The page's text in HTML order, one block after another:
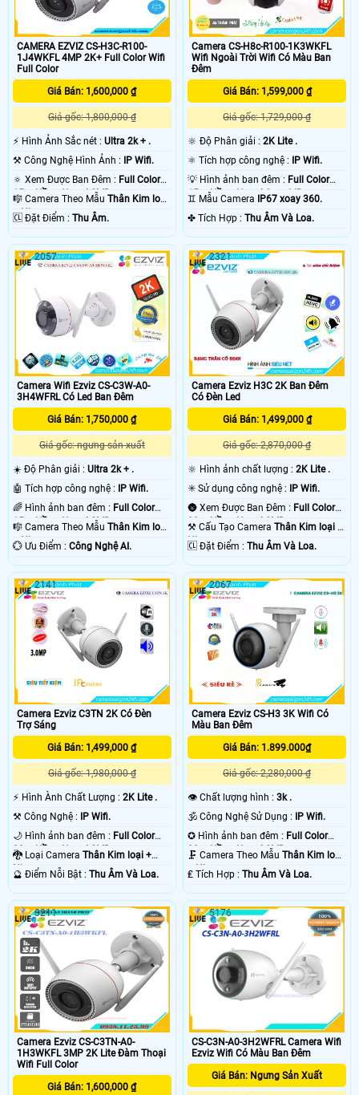
CAMERA EZVIZ CS-H3C-R100-
1J4WKFL 4MP 2K+ Full Color Wifi
Full Color
Giá Bán: 1,600,000 ₫
Giá gốc: 1,800,000 ₫
️⚡ Hình Ảnh Sắc nét : Ultra 2k + .
⚒ Công Nghệ Hình Ảnh : IP Wifi.
🔅 Xem Được Ban Đêm : Full Color
15m Hồng Ngoại SMD.
🎼️ Camera Theo Mẫu Thân Kim loại
+ Nhựa.
️🆑 Đặt Điểm : Thu Âm.
Camera CS-H8c-R100-1K3WKFL
Wifi Ngoài Trời Wifi Có Màu Ban
Đêm
Giá Bán: 1,599,000 ₫
Giá gốc: 1,729,000 ₫
🔆 Độ Phân giải :2K Lite .
⚛️ Tích hợp công nghệ : IP Wifi.
💡 Hình ảnh ban đêm : Full Color
15m Hồng Ngoại Smart IR.
♊ Mẫu Camera IP67 xoay 360.
️✤ Tích Hợp :Thu Âm Và Loa.
Camera Wifi Ezviz CS-C3W-A0-
3H4WFRL Có Led Ban Đêm
Giá Bán: 1,750,000 ₫
Giá gốc: ngưng sản xuất
☀️ Độ Phân giải : Ultra 2k + .
🤖️ Tích hợp công nghệ : IP Wifi.
🌈 Hình ảnh ban đêm : Full Color
15m Hồng Ngoại SMD.
🎼️ Camera Theo Mẫu Thân Kim loại
+ Nhựa.
️💮 Ưu Điểm : Công Nghệ AI.
2057
Camera Ezviz H3C 2K Ban Đêm
Có Đèn Led
Giá Bán: 1,499,000 ₫
Giá gốc: 2,870,000 ₫
🔆 Hình ảnh chất lượng :2K Lite .
✳️ Sử dụng công nghệ : IP Wifi.
🌚 Xem Được Ban Đêm : Full Color
30m Hồng Ngoại SMD.
⚒ Cấu Tạo CameraThân Kim loại +
Nhựa.
️🆑 Đặt Điểm :Thu Âm Và Loa.
2321
Camera Ezviz C3TN 2K Có Đèn
Trợ Sáng
Giá Bán: 1,499,000 ₫
Giá gốc: 1,980,000 ₫
️⚡ Hình Ành Chất Lượng : 2K Lite .
⚒ Công Nghệ :
IP Wifi.
🌙 Hình ảnh ban đêm : Full Color
30m Hồng Ngoại SMD.
🐉️ Loại Camera Thân Kim loại +
Nhựa.
️🔮 Điểm Nỗi Bật : Thu Âm Và Loa.
2141
Camera Ezviz CS-H3 3K Wifi Có
Màu Ban Đêm
Giá Bán: 1.899.000₫
Giá gốc: 2,280,000 ₫
👁 Chất lượng hình :3k .
🕉️ Công Nghệ Sử Dụng :
IP Wifi.
✪ Hình ảnh ban đêm : Full Color
30m Hồng Ngoại SMD.
🗜️ Camera Theo MẫuThân Kim loại
+ Nhựa.
️₤ Tích Hợp :Thu Âm Và Loa.
2067
Camera Ezviz CS-C3TN-A0-
1H3WKFL 3MP 2K Lite Đàm Thoại
Wifi Full Color
Giá Bán: 1,600,000 ₫
3211
CS-C3N-A0-3H2WFRL Camera Wifi
Ezviz Wifi Có Màu Ban Đêm
Giá Bán: Ngưng Sản Xuất
5176